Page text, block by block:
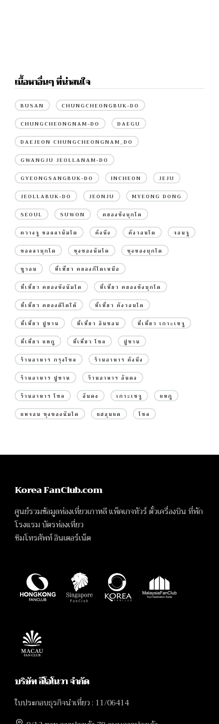
เนื้อหาอื่นๆ ที่น่าสนใจ
BUSAN CHUNGCHEONGBUK-DO
CHUNGCHEONGNAM-DO DAEGU
DAEJEON CHUNGCHEONGNAM_DO
GWANGJU JEOLLANAM-DO
GYEONGSANGBUK-DO INCHEON JEJU
JEOLLABUK-DO JEONJU MYEONG DONG
SEOUL SUWON คยองซังบุกโด
ควางจู ชอลลานัมโด คังนึง คังวอนโด จอนจู
ชอลลาบุกโด ชุงชองนัมโด ชุงชองบุกโด
ซูวอน ที่เที่ยว คยองกีโดเหนือ
ที่เที่ยว คยองซังนัมโด ที่เที่ยว คยองซังบุกโด
ที่เที่ยว คยองดีโดใต้ ที่เที่ยว คังวอนโด
ที่เที่ยว ปูซาน ที่เที่ยว อินชอน ที่เที่ยว เกาะเชจู
ที่เที่ยว แทกู ที่เที่ยว โซล ปูซาน
ร้านอาหาร กรุงโซล ร้านอาหาร คังนึง
ร้านอาหาร ปูซาน ร้านอาหาร อันดง
ร้านอาหาร โซล อันดง เกาะเชจู แทกู
แทจอน ชุงชองนัมโด แฮอุนแด โซล
Korea FanClub.com
ศูนย์รวมข้อมูลท่องเที่ยวเกาหลี แพ็คเกจทัวร์ ตั๋วเครื่องบิน ที่พัก
โรงแรม บัตรท่องเที่ยว
ซิมโทรศัพท์ อินเตอร์เน็ต
บริษัท ลีโอโนวา จำกัด
ใบประกอบธุรกิจนำเที่ยว : 11/06414